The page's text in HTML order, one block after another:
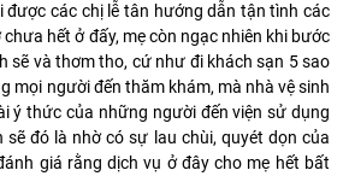
được các chị lễ tân hướng dẫn tận tình các
hết ở đấy, mẹ còn ngạc nhiên khi bước
sẽ và thơm tho, cứ như đi khách sạn 5 sao
mọi người đến thăm khám, mà nhà vệ sinh
ý thức của những người đến viện sử dụng
đó là nhờ có sự lau chùi, quyét dọn của
giá rằng dịch vụ ở đây cho mẹ hết bất